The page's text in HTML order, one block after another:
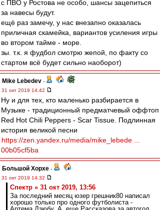
с ПВО у Ростова не особо, шансы зацепиться
за навесы будут.
ещё раз замечу, у нас внезапно оказалась
приличная скамейка, вариантов усиления игры
во втором тайме - море.
зы. т.к. я фудбол смотрю жепой, по факту со
стартом всё будет сильно наоборот)
Mike Lebedev -
31 окт 2019 14:42
Ну и для тех, кто маленько разбирается в
Музыке - традиционный предматчевый оффтоп
Red Hot Chili Peppers - Scar Tissue. Подлинная
история великой песни
https://zen.yandex.ru/media/mike_lebede ...
00b05cf5ba
Большой Хорхе -
31 окт 2019 14:32
Спектр » 31 окт 2019, 13:56
За последний месяц юзер грешник80 написал
хорошо только про одного футболиста -